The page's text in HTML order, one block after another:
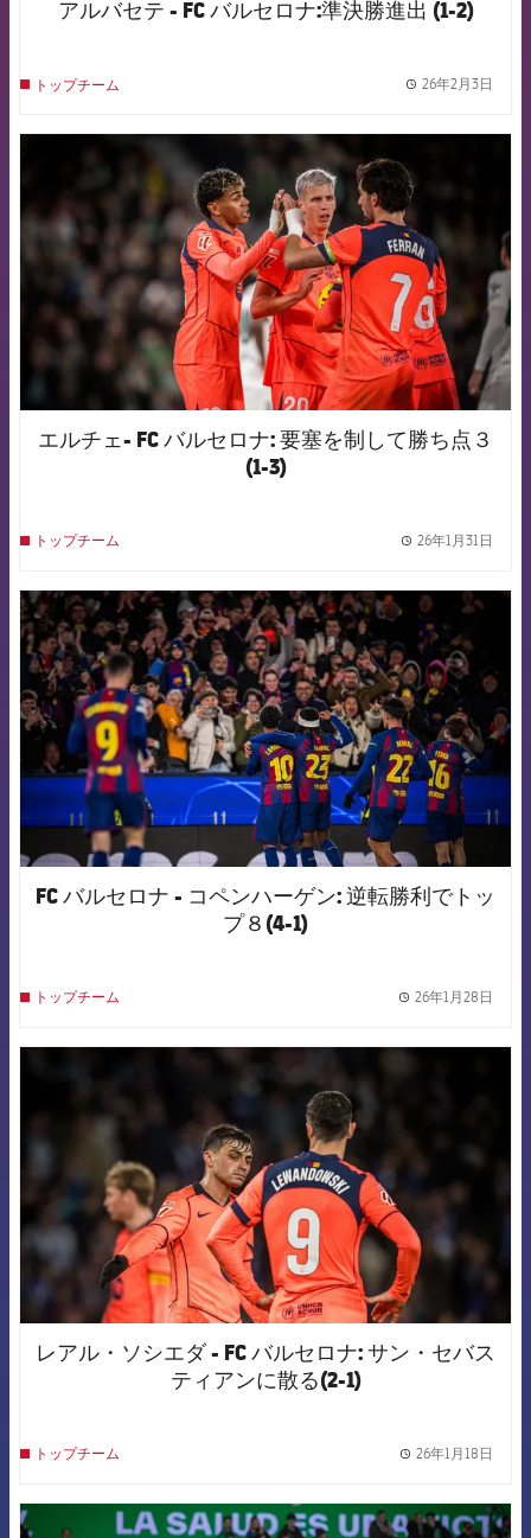
アルバセテ - FC バルセロナ:準決勝進出 (1-2)
トップチーム 26年2月3日
FCB Barcelona badge
エルチェ- FC バルセロナ: 要塞を制して勝ち点３
(1-3)
トップチーム 26年1月31日
FCB Barcelona badge
FC バルセロナ - コペンハーゲン: 逆転勝利でトッ
プ８(4-1)
トップチーム 26年1月28日
レアル・ソシエダ - FC バルセロナ: サン・セバス
ティアンに散る(2-1)
トップチーム 26年1月18日
FCB Barcelona badge